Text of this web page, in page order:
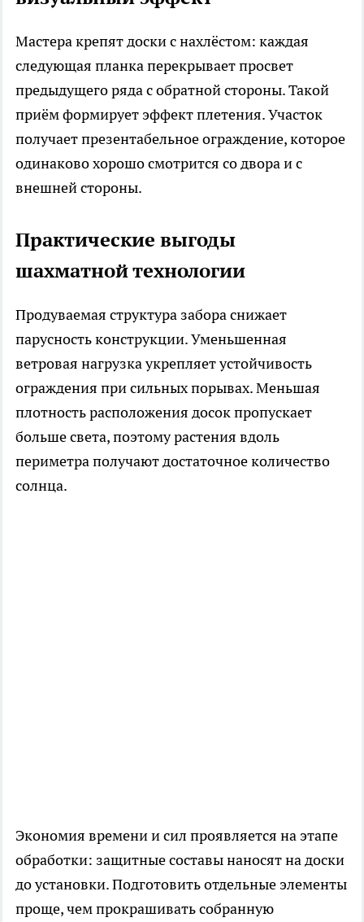
Мастера крепят доски с нахлёстом: каждая
следующая планка перекрывает просвет
предыдущего ряда с обратной стороны. Такой
приём формирует эффект плетения. Участок
получает презентабельное ограждение, которое
одинаково хорошо смотрится со двора и с
внешней стороны.
Практические выгоды
шахматной технологии
Продуваемая структура забора снижает
парусность конструкции. Уменьшенная
ветровая нагрузка укрепляет устойчивость
ограждения при сильных порывах. Меньшая
плотность расположения досок пропускает
больше света, поэтому растения вдоль
периметра получают достаточное количество
солнца.
Экономия времени и сил проявляется на этапе
обработки: защитные составы наносят на доски
до установки. Подготовить отдельные элементы
проще, чем прокрашивать собранную